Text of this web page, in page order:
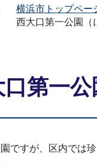
横浜市トップペー
西大口第一公園（
口第一
ですが、区内では